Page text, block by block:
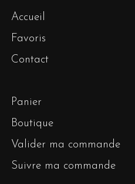
Accueil
Favoris
Contact
Panier
Boutique
Valider ma commande
Suivre ma commande